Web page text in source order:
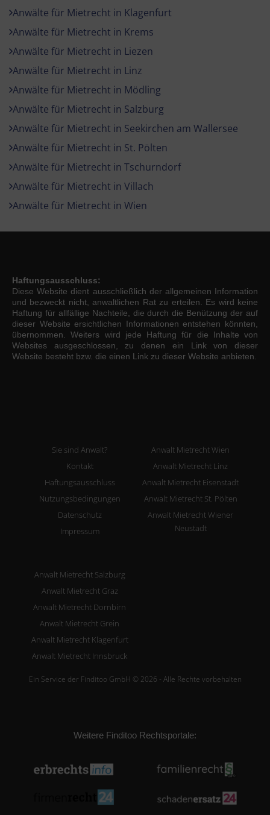
Anwälte für Mietrecht in Klagenfurt
Anwälte für Mietrecht in Krems
Anwälte für Mietrecht in Liezen
Anwälte für Mietrecht in Linz
Anwälte für Mietrecht in Mödling
Anwälte für Mietrecht in Salzburg
Anwälte für Mietrecht in Seekirchen am Wallersee
Anwälte für Mietrecht in St. Pölten
Anwälte für Mietrecht in Tschurndorf
Anwälte für Mietrecht in Villach
Anwälte für Mietrecht in Wien
Haftungsausschluss:
Diese Website dient ausschließlich der allgemeinen Information
und bezweckt nicht, anwaltlichen Rat zu erteilen. Es wird keine
Haftung für allfällige Nachteile, die durch die Benützung der auf
dieser Website ersichtlichen Informationen entstehen könnten,
übernommen. Weiters wird jede Haftung für die Inhalte von
Websites ausgeschlossen, zu denen ein Link von dieser
Website besteht bzw. die einen Link zu dieser Website anbieten.
Sie sind Anwalt?
Kontakt
Haftungsausschluss
Nutzungsbedingungen
Datenschutz
Impressum
Anwalt Mietrecht Wien
Anwalt Mietrecht Linz
Anwalt Mietrecht Eisenstadt
Anwalt Mietrecht St. Pölten
Anwalt Mietrecht Wiener
Neustadt
Anwalt Mietrecht Salzburg
Anwalt Mietrecht Graz
Anwalt Mietrecht Dornbirn
Anwalt Mietrecht Grein
Anwalt Mietrecht Klagenfurt
Anwalt Mietrecht Innsbruck
Ein Service der Finditoo GmbH © 2026 - Alle Rechte vorbehalten
Weitere Finditoo Rechtsportale: